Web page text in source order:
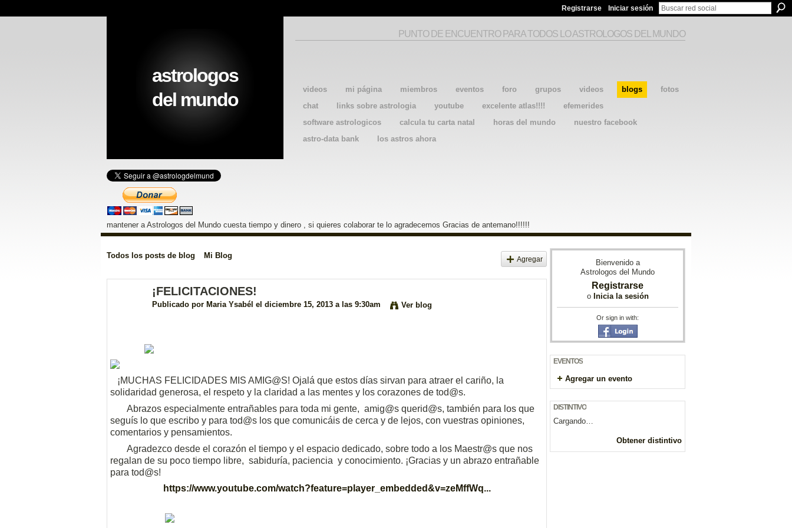
Registrarse Iniciar sesión
videos mi página miembros eventos foro grupos videos blogs
fotos
chat
links sobre astrologia youtube excelente atlas!!!!
efemerides
software astrologicos
calcula tu carta natal horas del mundo
nuestro facebook
astro-data bank
los astros ahora
astrologos
del mundo
PUNTO DE ENCUENTRO PARA TODOS LO ASTROLOGOS DEL MUNDO
mantener a Astrologos del Mundo cuesta tiempo y dinero , si quieres colaborar te lo agradecemos Gracias de antemano!!!!!!
Todos los posts de blog Mi Blog Agregar
¡FELICITACIONES!
Publicado por Maria Ysabél el diciembre 15, 2013 a las 9:30am Ver blog
¡MUCHAS FELICIDADES MIS AMIG@S! Ojalá que estos días sirvan para atraer el cariño, la
solidaridad generosa, el respeto y la claridad a las mentes y los corazones de tod@s.
Abrazos especialmente entrañables para toda mi gente, amig@s querid@s, también para los que
seguís lo que escribo y para tod@s los que comunicáis de cerca y de lejos, con vuestras opiniones,
comentarios y pensamientos.
Agradezco desde el corazón el tiempo y el espacio dedicado, sobre todo a los Maestr@s que nos
regalan de su poco tiempo libre, sabiduría, paciencia y conocimiento. ¡Gracias y un abrazo entrañable
para tod@s!
https://www.youtube.com/watch?feature=player_embedded&v=zeMffWq...
Bienvenido a
Astrologos del Mundo
Registrarse
o Inicia la sesión
Or sign in with:
EVENTOS
Agregar un evento
DISTINTIVO
Cargando…
Obtener distintivo